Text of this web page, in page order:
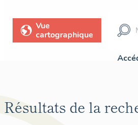
Vue
cartographique
Résultats de la